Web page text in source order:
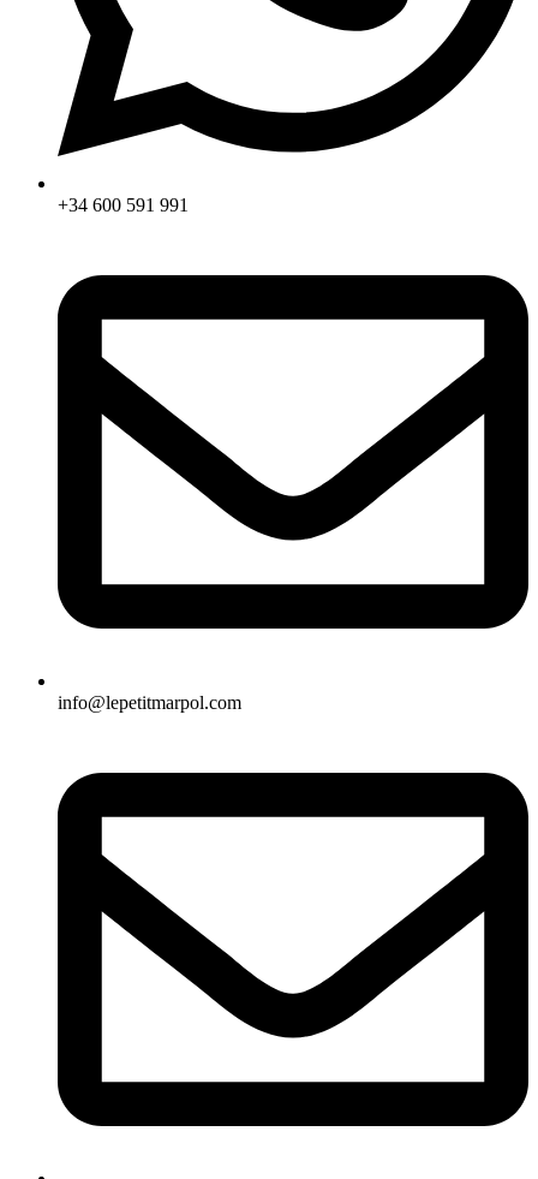
+34 600 591 991
info@lepetitmarpol.com